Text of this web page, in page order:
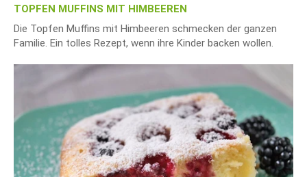
TOPFEN MUFFINS MIT HIMBEEREN
Die Topfen Muffins mit Himbeeren schmecken der ganzen
Familie. Ein tolles Rezept, wenn ihre Kinder backen wollen.